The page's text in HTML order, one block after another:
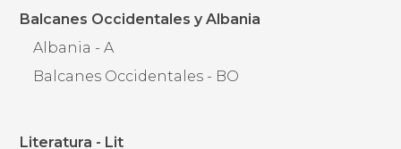
Balcanes Occidentales y Albania
Albania - A
Balcanes Occidentales - BO
Literatura - Lit